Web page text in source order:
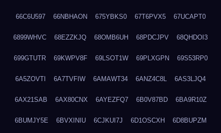
66C6U597 66NBHAON 675YBKS0 67T6PVX5 67UCAPT0
6899WHVC 68EZZKJQ 68OMB6UH 68PDCJPV 68QHDOI3
699GTUTR 69KWPV8F 69LSOT1W 69PLXGPN 69S53RP0
6A5ZOVTI 6A7TVFIW 6AMAWT34 6ANZ4C8L 6AS3LJQ4
6AX21SAB 6AX80CNX 6AYEZFQ7 6B0V87BD 6BA9R10Z
6BUMJY5E 6BVXINIU 6CJKUI7J 6D1OSCXH 6D8BUPZM